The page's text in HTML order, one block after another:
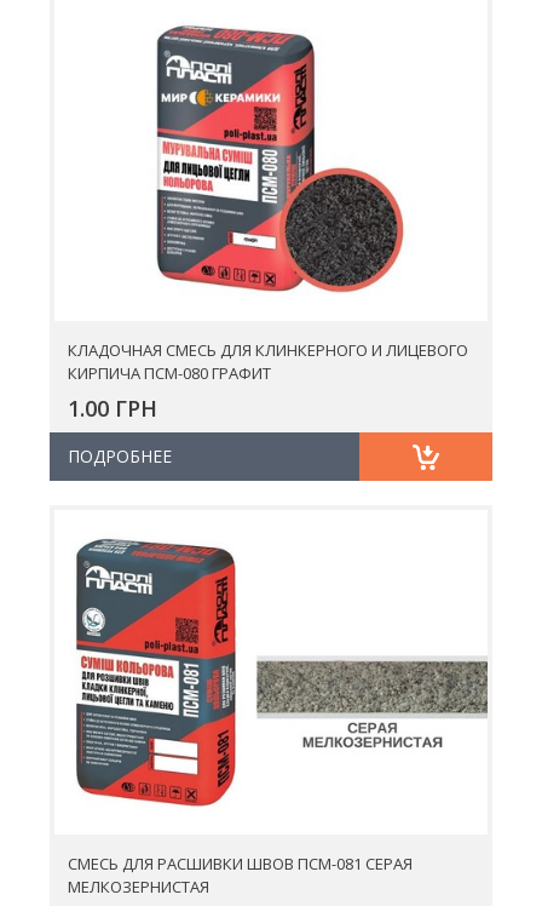
КЛАДОЧНАЯ СМЕСЬ ДЛЯ КЛИНКЕРНОГО И ЛИЦЕВОГО
КИРПИЧА ПСМ-080 ГРАФИТ
1.00 ГРН
ПОДРОБНЕЕ
СМЕСЬ ДЛЯ РАСШИВКИ ШВОВ ПСМ-081 СЕРАЯ
МЕЛКОЗЕРНИСТАЯ